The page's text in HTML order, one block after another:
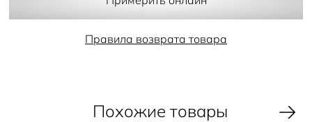
- вытачки
Правила возврата товара
Похожие товары